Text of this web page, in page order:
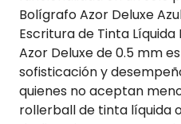
Bolígrafo Azor Deluxe
Escritura de Tinta
Azor Deluxe de 0.5 mm
sofisticación y
quienes no aceptan
rollerball de tinta líquida